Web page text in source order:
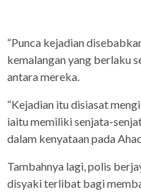
“Punca kejadian
kemalangan yang berlaku
antara mereka.
“Kejadian itu disiasat
iaitu memiliki senjata-
dalam kenyataan pada
Tambahnya lagi, polis
disyaki terlibat bagi